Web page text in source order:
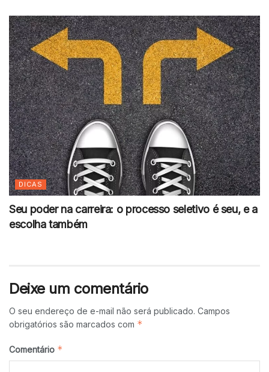
DICAS
Seu poder na carreira: o processo seletivo é seu, e a
escolha também
Deixe um comentário
O seu endereço de e-mail não será publicado. Campos
obrigatórios são marcados com *
Comentário *